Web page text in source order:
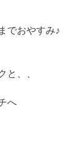
でおやすみ♪
と、、
へ